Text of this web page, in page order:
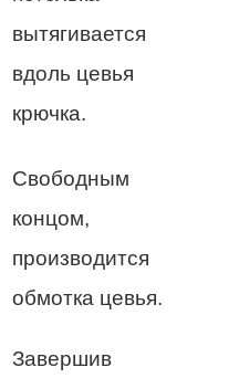
вытягивается
вдоль цевья
крючка.
Свободным
концом,
производится
обмотка цевья.
Завершив